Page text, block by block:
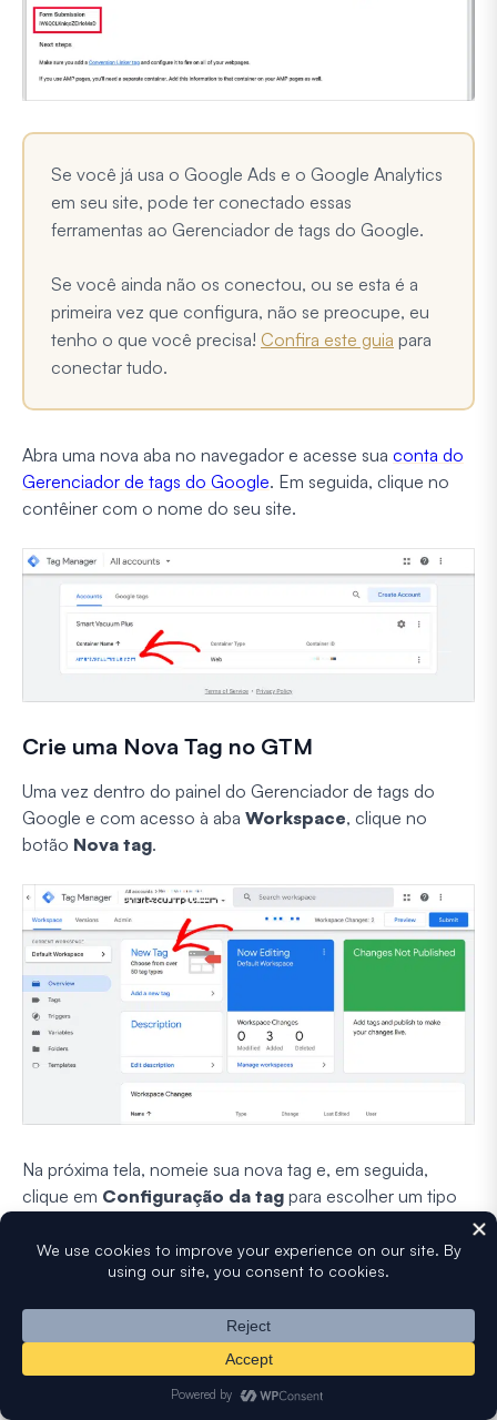
Se você já usa o Google Ads e o Google Analytics
em seu site, pode ter conectado essas
ferramentas ao Gerenciador de tags do Google.
Se você ainda não os conectou, ou se esta é a
primeira vez que configura, não se preocupe, eu
tenho o que você precisa! Confira este guia para
conectar tudo.
Abra uma nova aba no navegador e acesse sua conta do
Gerenciador de tags do Google. Em seguida, clique no
contêiner com o nome do seu site.
Crie uma Nova Tag no GTM
Uma vez dentro do painel do Gerenciador de tags do
Google e com acesso à aba Workspace, clique no
botão Nova tag.
Na próxima tela, nomeie sua nova tag e, em seguida,
clique em Configuração da tag para escolher um tipo